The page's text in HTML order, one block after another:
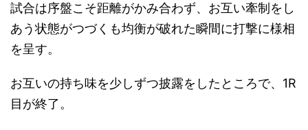
試合は序盤こそ距離がかみ合わず、お互い牽制をし
あう状態がつづくも均衡が破れた瞬間に打撃に様相
を呈す。
お互いの持ち味を少しずつ披露をしたところで、1R
目が終了。